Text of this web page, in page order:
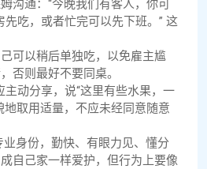
沟通：“今晚我们有客人，你可
吃，或者忙完可以先下班。” 这
可以稍后单独吃，以免雇主尴
否则最好不要同桌。
主动分享，说“这里有些水果，一
地取用适量，不应未经同意随意
业身份，勤快、有眼力见、懂分
自己家一样爱护，但行为上要像